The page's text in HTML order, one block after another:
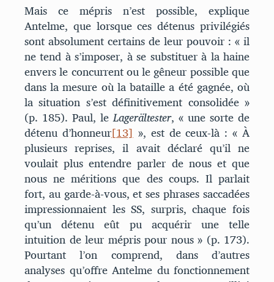
Mais ce mépris n’est possible, explique
Antelme, que lorsque ces détenus privilégiés
sont absolument certains de leur pouvoir : « il
ne tend à s’imposer, à se substituer à la haine
envers le concurrent ou le gêneur possible que
dans la mesure où la bataille a été gagnée, où
la situation s’est définitivement consolidée »
(p. 185). Paul, leLagerältester, « une sorte de
détenu d’honneur[13]», est de ceux-là : « À
plusieurs reprises, il avait déclaré qu’il ne
voulait plus entendre parler de nous et que
nous ne méritions que des coups. Il parlait
fort, au garde-à-vous, et ses phrases saccadées
impressionnaient les SS, surpris, chaque fois
qu’un détenu eût pu acquérir une telle
intuition de leur mépris pour nous » (p. 173).
Pourtant l’on comprend, dans d’autres
analyses qu’offre Antelme du fonctionnement